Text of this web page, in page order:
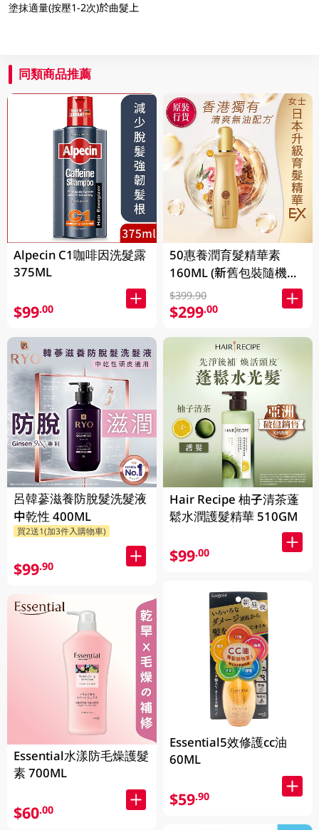
塗抹適量(按壓1-2次)於曲髮上
同類商品推薦
Alpecin C1咖啡因洗髮露
375ML
$99.00
呂韓蔘滋養防脫髮洗髮液
中乾性 400ML
買2送1(加3件入購物車)
$99.90
Essential水漾防毛燥護髮
素 700ML
$60.00
50惠養潤育髮精華素
160ML (新舊包裝隨機發
貨)
$399.90
$299.00
Hair Recipe 柚子清茶蓬
鬆水潤護髮精華 510GM
$99.00
Essential5效修護cc油
60ML
$59.90